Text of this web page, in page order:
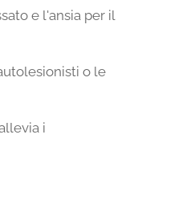
e l'ansia per il
o le
i